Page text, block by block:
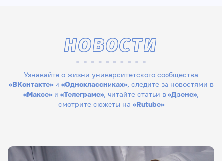
Узнавайте о жизни университетского сообщества
«ВКонтакте»и «Одноклассниках», следите за новостями в
«Максе» и «Телеграме», читайте статьи в «Дзене»,
смотрите сюжеты на «Rutube»
НОВОСТИ